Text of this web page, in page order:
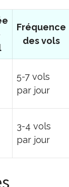
Fréquence
des vols
5-7 vols
par jour
3-4 vols
par jour